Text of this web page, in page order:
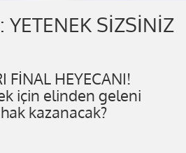
SİZSİNİZ
FİNAL HEYECANI!
için elinden geleni
kazanacak?